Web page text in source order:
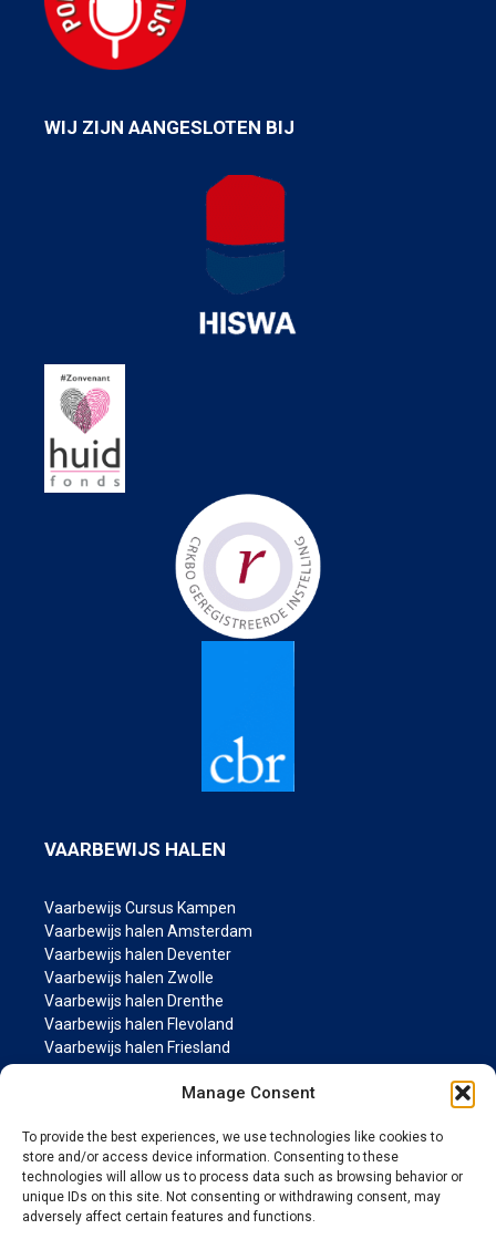
Manage Consent
To provide the best experiences, we use technologies like cookies to
store and/or access device information. Consenting to these
technologies will allow us to process data such as browsing behavior or
unique IDs on this site. Not consenting or withdrawing consent, may
adversely affect certain features and functions.
WIJ ZIJN AANGESLOTEN BIJ
VAARBEWIJS HALEN
Vaarbewijs Cursus Kampen
Vaarbewijs halen Amsterdam
Vaarbewijs halen Deventer
Vaarbewijs halen Zwolle
Vaarbewijs halen Drenthe
Vaarbewijs halen Flevoland
Vaarbewijs halen Friesland
Vaarbewijs halen Gelderland
Vaarbewijs halen Noord-Brabant
Vaarbewijs halen Noord Holland
Vaarbewijs halen Overijssel
Vaarbewijs halen Utrecht